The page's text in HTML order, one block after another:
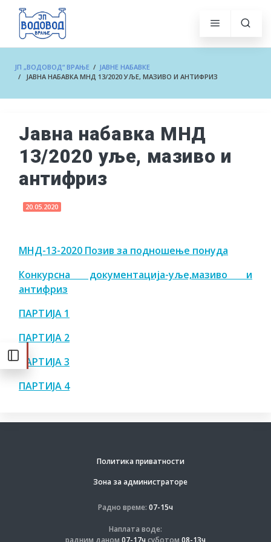
ЈП „ВОДОВОД“ ВРАЊЕ / ЈАВНЕ НАБАВКЕ
/ ЈАВНА НАБАВКА МНД 13/2020 УЉЕ, МАЗИВО И АНТИФРИЗ
Јавна набавка МНД
13/2020 уље, мазиво и
антифриз
20.05.2020
МНД-13-2020 Позив за подношење понуда
Конкурсна документација-уље,мазиво и
антифриз
ПАРТИЈА 1
ПАРТИЈА 2
ПАРТИЈА 3
ПАРТИЈА 4
Политика приватности
Зона за администраторе
Радно време: 07-15ч
Наплата воде:
радним даном 07-17ч суботом 08-13ч